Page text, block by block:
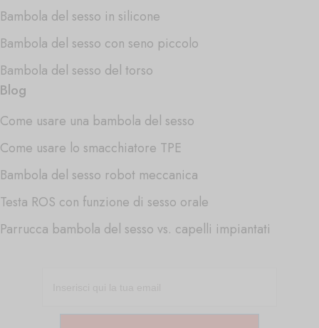
Bambola del sesso in silicone
Bambola del sesso con seno piccolo
Bambola del sesso del torso
Blog
Come usare una bambola del sesso
Come usare lo smacchiatore TPE
Bambola del sesso robot meccanica
Testa ROS con funzione di sesso orale
Parrucca bambola del sesso vs. capelli impiantati